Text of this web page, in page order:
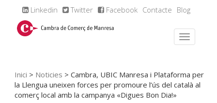
Linkedin Twitter Facebook Contacte Blog
Inici > Noticies > Cambra, UBIC Manresa i Plataforma per
la Llengua uneixen forces per promoure l’ús del català al
comerç local amb la campanya «Digues Bon Dia!»